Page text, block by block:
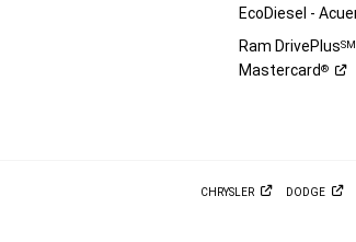
EcoDiesel -
Ram DrivePlusSM
Mastercard®
CHRYSLER DODGE